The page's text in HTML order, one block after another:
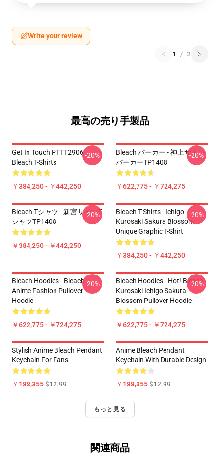
Write your review
1 / 2
最高の売り手製品
Get In Touch PTTT2906
Bleach T-Shirts
￥384,250 - ￥442,250
-20%
Bleach パーカー - 神上サイン
パーカーTP1408
￥622,775 - ￥724,275
-20%
Bleach Tシャツ - 新宮サインT
シャツTP1408
￥384,250 - ￥442,250
-20%
Bleach T-Shirts - Ichigo
Kurosaki Sakura Blossom
Unique Graphic T-Shirt
￥384,250 - ￥442,250
-20%
Bleach Hoodies - Bleach
Anime Fashion Pullover
Hoodie
￥622,775 - ￥724,275
-20%
Bleach Hoodies - Hot! Bleach
Kurosaki Ichigo Sakura
Blossom Pullover Hoodie
￥622,775 - ￥724,275
-20%
Stylish Anime Bleach Pendant
Keychain For Fans
￥188,355$12.99
Anime Bleach Pendant
Keychain With Durable Design
￥188,355$12.99
もっと見る
関連商品